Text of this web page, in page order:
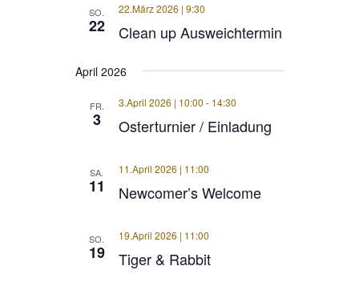
SO.
22 Clean up Ausweichtermin
22.März 2026 | 9:30
April 2026
FR.
3 Osterturnier / Einladung
3.April 2026 | 10:00 - 14:30
SA.
11 Newcomer’s Welcome
11.April 2026 | 11:00
SO.
19 Tiger & Rabbit
19.April 2026 | 11:00